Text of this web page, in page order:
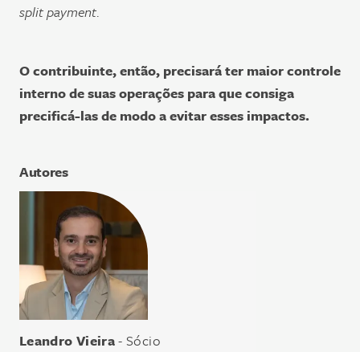
Autores
Leandro Vieira- Sócio
split payment.
O contribuinte, então, precisará ter maior controle
interno de suas operações para que consiga
precificá-las de modo a evitar esses impactos.